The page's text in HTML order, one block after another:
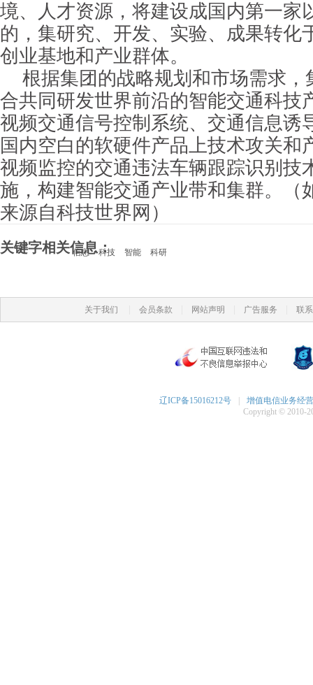
境、人才资源，将建设成国内第一家
的，集研究、开发、实验、成果转化
创业基地和产业群体。
根据集团的战略规划和市场需求，
合共同研发世界前沿的智能交通科技
视频交通信号控制系统、交通信息诱
国内空白的软硬件产品上技术攻关和
视频监控的交通违法车辆跟踪识别技
施，构建智能交通产业带和集群。（
来源自科技世界网）
关键字相关信息：
信息 科技 智能 科研
关于我们 会员条款 网站声明 广告服务 联
辽ICP备15016212号
增值电信业务经
Copyright © 2010-